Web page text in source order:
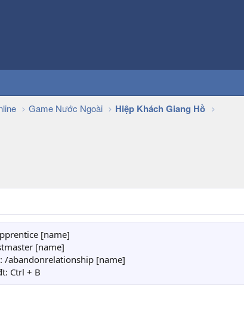
Game Nước Ngoài Hiệp Khách Giang Hồ
[name]
[name]
/abandonrelationship [name]
Ctrl + B